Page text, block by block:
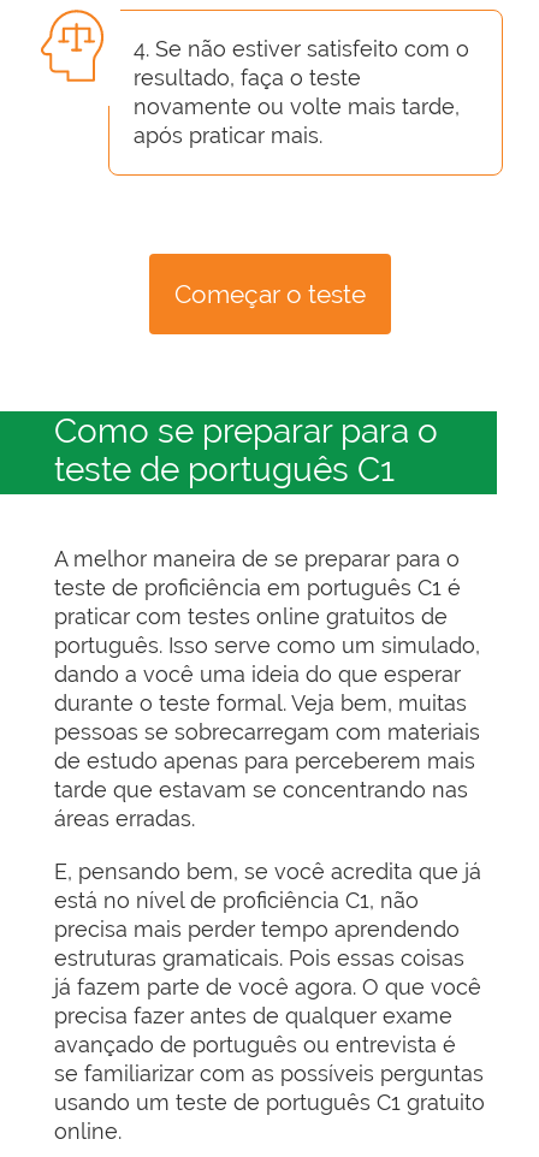
4. Se não estiver satisfeito com o
resultado, faça o teste
novamente ou volte mais tarde,
após praticar mais.
Começar o teste
Como se preparar para o
teste de português C1
A melhor maneira de se preparar para o
teste de proficiência em português C1 é
praticar com testes online gratuitos de
português. Isso serve como um simulado,
dando a você uma ideia do que esperar
durante o teste formal. Veja bem, muitas
pessoas se sobrecarregam com materiais
de estudo apenas para perceberem mais
tarde que estavam se concentrando nas
áreas erradas.
E, pensando bem, se você acredita que já
está no nível de proficiência C1, não
precisa mais perder tempo aprendendo
estruturas gramaticais. Pois essas coisas
já fazem parte de você agora. O que você
precisa fazer antes de qualquer exame
avançado de português ou entrevista é
se familiarizar com as possíveis perguntas
usando um teste de português C1 gratuito
online.